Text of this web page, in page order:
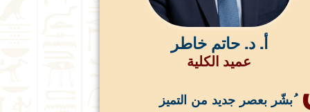
أ. د. حاتم خاطر
عميد الكلية
ُبشّر بعصر جديد من التميز